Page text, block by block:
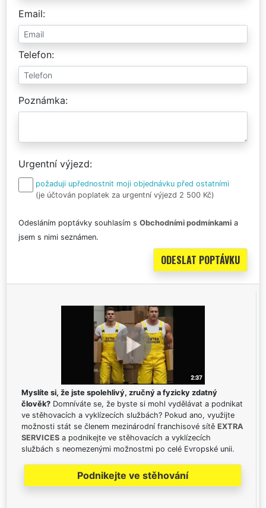
Email
Telefon
Poznámka
Urgentní výjezd
požaduji upřednostnit moji objednávku před ostatními
(je účtován poplatek za urgentní výjezd 2 500 Kč)
Odesláním poptávky souhlasím s Obchodními podmínkami a
jsem s nimi seznámen.
Myslíte si, že jste spolehlivý, zručný a fyzicky zdatný
člověk? Domníváte se, že byste si mohl vydělávat a podnikat
ve stěhovacích a vyklízecích službách? Pokud ano, využijte
možnosti stát se členem mezinárodní franchisové sítě EXTRA
SERVICES a podnikejte ve stěhovacích a vyklízecích
službách s neomezenými možnostmi po celé Evropské unii.
Podnikejte ve stěhování